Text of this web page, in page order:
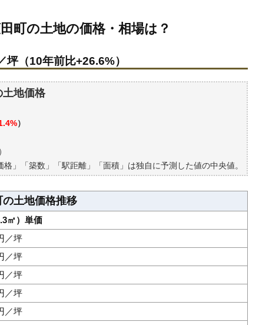
／坪（10年前比+26.6%）
はどうなる？
土地の過去の売買事例
から検討しよう
産が買える？
町の土地の価格・相場は？
（10年前比+26.6%）
土地価格
）
」「築数」「駅距離」「面積」は独自に予測した値の中央値。
土地価格推移
㎡）単価
／坪
／坪
／坪
／坪
／坪